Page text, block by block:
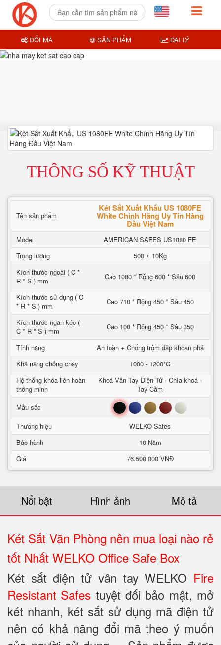
THÔNG SỐ KỸ THUẬT
Tên sản phẩm
Két Sắt Xuất Khẩu US 1080FE
White Chính Hãng Uy Tín Hàng
Đầu Việt Nam
Model
AMERICAN SAFES US1080 FE
Trọng lượng
500 ± 10Kg
Kích thước ngoài ( C *
R * S ) mm
Cao 1080 * Rộng 600 * Sâu 600
Kích thước sử dụng ( C
* R * S ) mm
Cao 710 * Rộng 450 * Sâu 450
Kích thước ngăn kéo (
C * R * S ) mm
Cao 100 * Rộng 450 * Sâu 350
Tính năng
An toàn + Chống trộm đập khoan phá
Khả năng chống cháy
1000 - 1200°C
Hệ thống khóa liên hoàn
thông minh
Khoá Vân Tay Điện Tử - Chìa khoá -
Tay Cầm
Mầu sắc
Đen Xanh Nâu Đỏ Trắng
Thương hiệu
WELKO Safes
Bảo hành
10 Năm
Giá
76.500.000 VNĐ
Nổi bật Hình ảnh Mô tả
Két Sắt Văn Phòng nên mua loại nào rẻ
tốt Nhất WELKO Office Safe Box
Két sắt điện tử vân tay WELKO Fire
Resistant Safes tuyệt đối bảo mật, mở
két nhanh, két sắt sử dụng mã điện tử
nên có khả năng đổi mã theo ý muốn
ĐỔI MÃ SẢN PHẨM ĐẠI LÝ